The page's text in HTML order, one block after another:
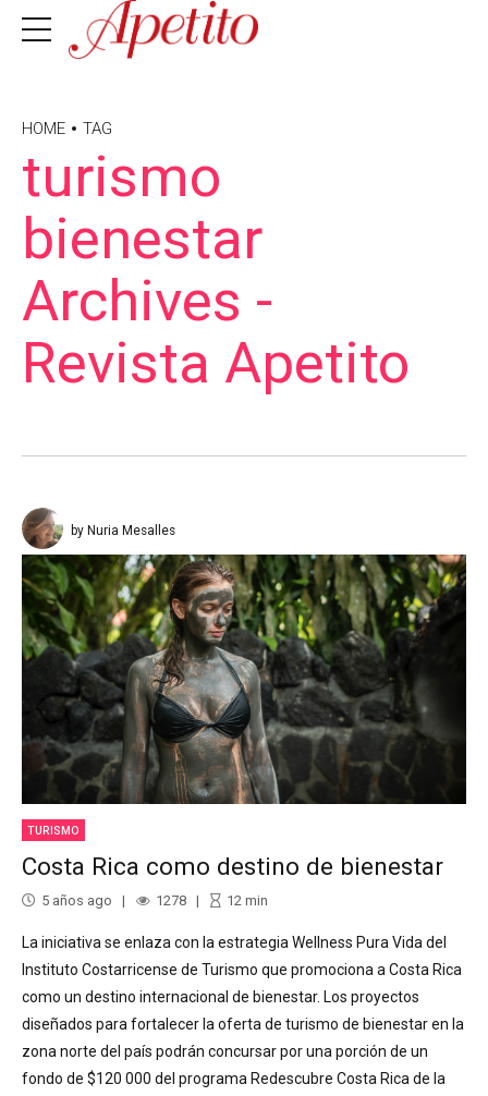
HOME TAG
turismo
bienestar
Archives -
Revista Apetito
by Nuria Mesalles
TURISMO
Costa Rica como destino de bienestar
5 años ago 1278 12min
La iniciativa se enlaza con la estrategia Wellness Pura Vida del
Instituto Costarricense de Turismo que promociona a Costa Rica
como un destino internacional de bienestar. Los proyectos
diseñados para fortalecer la oferta de turismo de bienestar en la
zona norte del país podrán concursar por una porción de un
fondo de $120 000 del programa Redescubre Costa Rica de la